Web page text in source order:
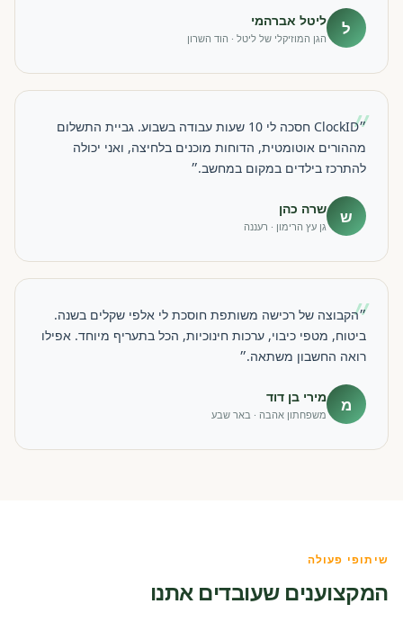
ל ליטל אברהמי
הגן המוזיקלי של ליטל · הוד השרון
״
״ClockID חסכה לי 10 שעות עבודה בשבוע. גביית התשלום
מההורים אוטומטית, הדוחות מוכנים בלחיצה, ואני יכולה
להתרכז בילדים במקום במחשב.״
ש שרה כהן
גן עץ הרימון · רעננה
״
״הקבוצה של רכישה משותפת חוסכת לי אלפי שקלים בשנה.
ביטוח, מטפי כיבוי, ערכות חינוכיות, הכל בתעריף מיוחד. אפילו
רואה החשבון משתאה.״
מ מירי בן דוד
משפחתון אהבה · באר שבע
שיתופי פעולה
המקצוענים שעובדים אתנו